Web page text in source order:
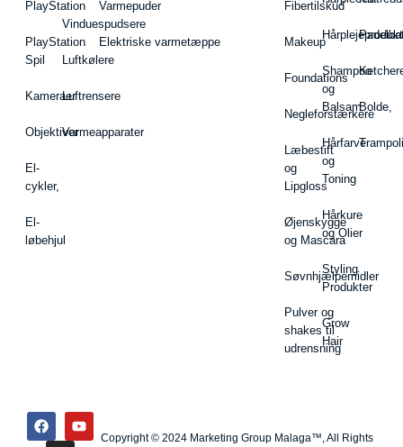
PlayStation
PlayStation
Spil
Kameraer
Objektiver
El-
cykler,
El-
løbehjul
Vinduespudsere
Luftkølere
Luftrensere
Varmeapparater
Varmepuder
Elektriske varmetæppe
Fibertilskud
Makeup
Foundations
Negleforstærkere
Læbestift
og
Lipgloss
Øjenskygge
og Mascara
Søvnhjælpemidler
Pulver og
shakes til
udrensning
Shampoo
og
Balsam
Hårfarve
og
Toning
Hårkure
og Olier
Styling
Produkter
Grow
Hair
Bolde,
Copyright © 2024 Marketing Group Malaga™, All Rights